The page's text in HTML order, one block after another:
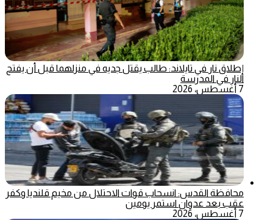
إطلاق نار في تايلاند: طالب يقتل جديه في منزلهما قبل أن يفتح
النار في المدرسة
7 أغسطس، 2026
محافظة القدس: انسحاب قوات الاحتلال من مخيم قلنديا وكفر
عقب بعد عدوان استمر يومين
7 أغسطس، 2026